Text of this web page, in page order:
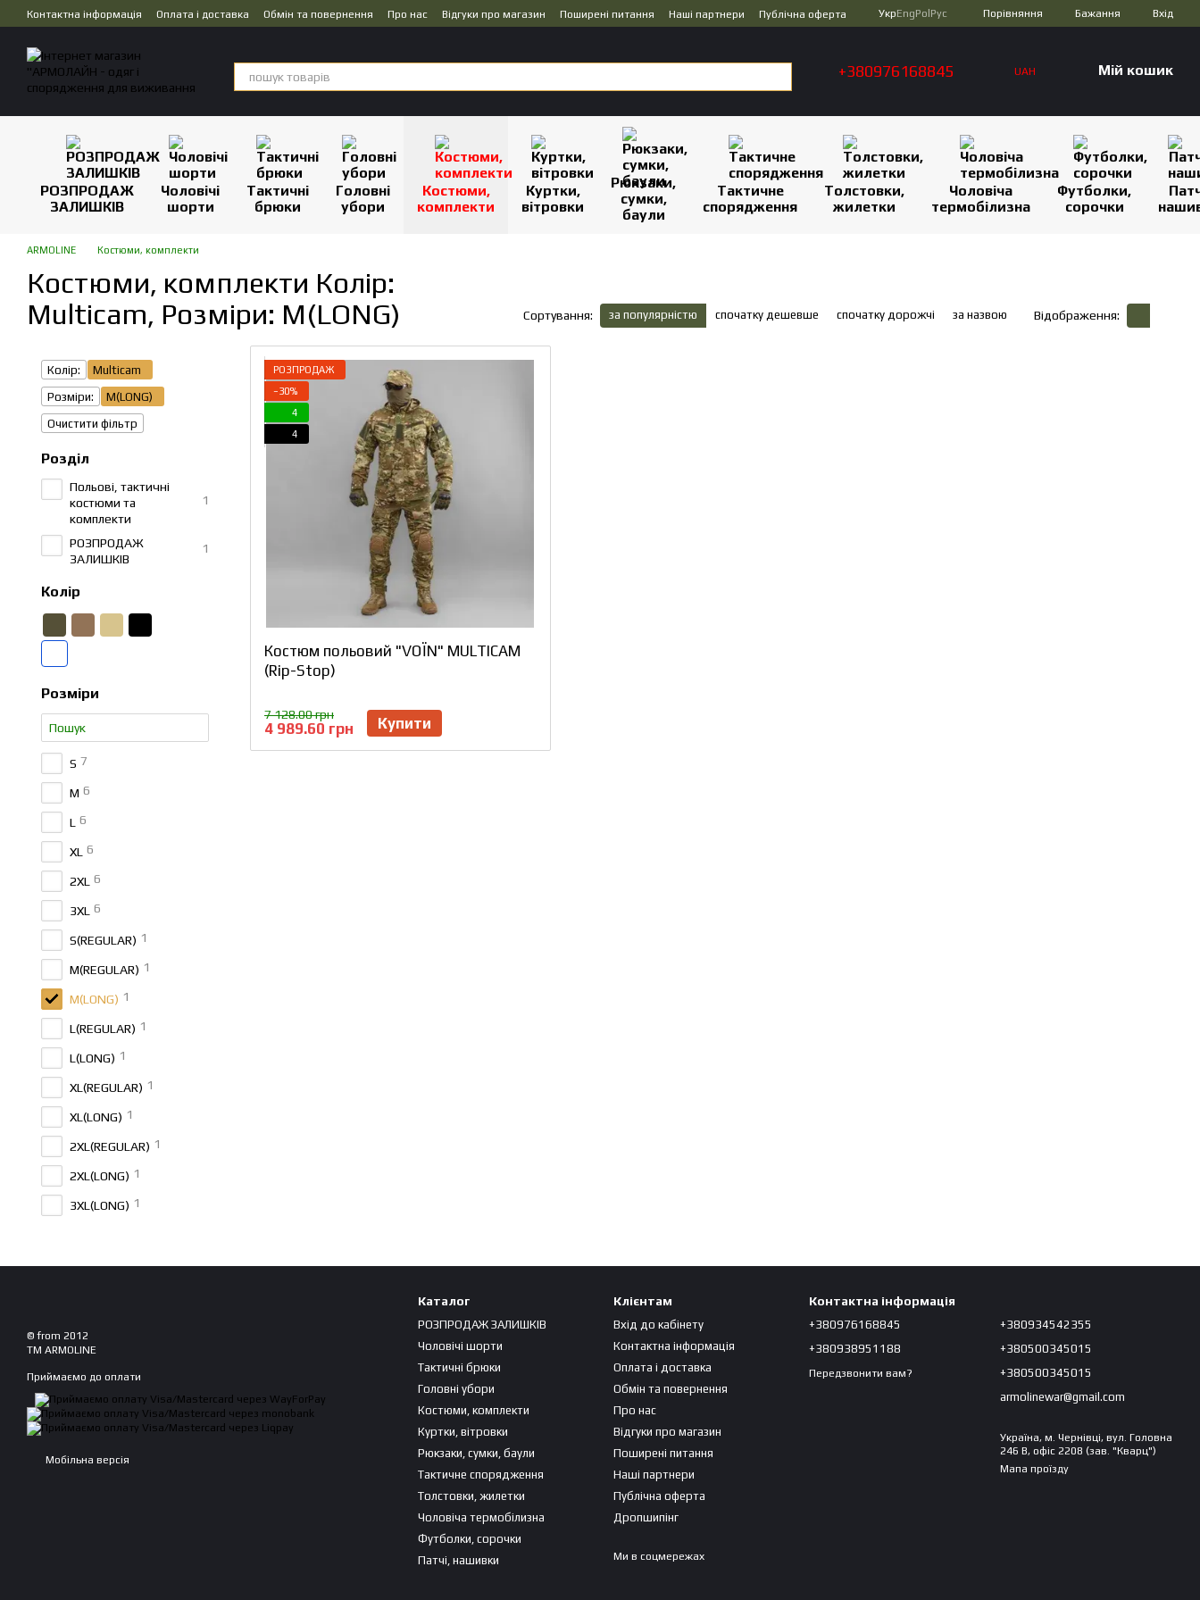
Перейти до основного контенту
Контактна інформація Оплата і доставка Обмін та повернення Про нас Відгуки про магазин Поширені питання Наші партнери
Публічна оферта
УкрEngPol Рус Порівняння Бажання Вхід
+380976168845 UAH Мій кошик
РОЗПРОДАЖ
ЗАЛИШКІВ
Чоловічі
шорти
Тактичні
брюки
Головні
убори
Костюми,
комплекти
Куртки,
вітровки
Рюкзаки,
сумки,
баули
Тактичне
спорядження
Толстовки,
жилетки
Чоловіча
термобілизна
Футболки,
сорочки
ARMOLINE Костюми, комплекти
Костюми, комплекти Колір:
Multicam, Розміри: M(LONG)
Сортування: за популярністю спочатку дешевше спочатку дорожчі за назвою Відображення:
РОЗПРОДАЖ
−30%
4
4
Костюм польовий "VOЇN" MULTICAM
(Rip-Stop)
7 128.00 грн
4 989.60 грн Купити
Колір:
Multicam
Розміри:
M(LONG)
Очистити фільтр
Розділ
Польові, тактичні
костюми та
комплекти
1
РОЗПРОДАЖ
ЗАЛИШКІВ
1
Колір
Розміри
S 7
M 6
L 6
XL 6
2XL 6
3XL 6
S(REGULAR) 1
M(REGULAR) 1
M(LONG) 1
L(REGULAR) 1
L(LONG) 1
XL(REGULAR) 1
XL(LONG) 1
2XL(REGULAR) 1
2XL(LONG) 1
3XL(LONG) 1
© from 2012
TM ARMOLINE
Приймаємо до оплати
Мобільна версія
Каталог
РОЗПРОДАЖ ЗАЛИШКІВ
Чоловічі шорти
Тактичні брюки
Головні убори
Костюми, комплекти
Куртки, вітровки
Рюкзаки, сумки, баули
Тактичне спорядження
Толстовки, жилетки
Чоловіча термобілизна
Футболки, сорочки
Патчі, нашивки
Клієнтам
Вхід до кабінету
Контактна інформація
Оплата і доставка
Обмін та повернення
Про нас
Відгуки про магазин
Поширені питання
Наші партнери
Публічна оферта
Дропшипінг
Ми в соцмережах
Контактна інформація
+380976168845
+380938951188
Передзвонити вам?
+380934542355
+380500345015
+380500345015
armolinewar@gmail.com
Україна, м. Чернівці, вул. Головна
246 В, офіс 2208 (зав. "Кварц")
Мапа проїзду